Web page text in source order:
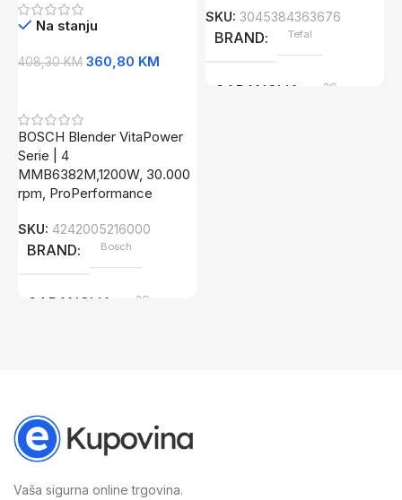
Na stanju
408,30KM 360,80 KM
BOSCH Blender VitaPower
Serie | 4
MMB6382M,1200W, 30.000
rpm, ProPerformance
SKU: 4242005216000
BRAND Bosch
GARANCIJA 2G
SKU: 3045384363676
BRAND Tefal
GARANCIJA 2G
Vaša sigurna online trgovina.